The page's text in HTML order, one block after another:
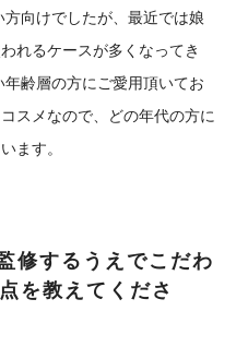
向けでしたが、最近では娘
れるケースが多くなってき
齢層の方にご愛用頂いてお
スメなので、どの年代の方に
ます。
するうえでこだわ
を教えてくださ